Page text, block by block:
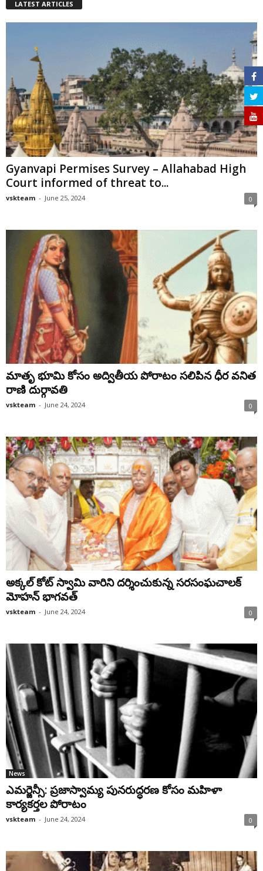
LATEST ARTICLES
Gyanvapi Permises Survey – Allahabad High
Court informed of threat to...
vskteam - June 25, 2024 0
మాతృ భూమి కోసం అద్వితీయ పోరాటం సలిపిన ధీర వనిత
రాణి దుర్గావతి
vskteam - June 24, 2024 0
అక్కల్‌ కోట్‌ స్వామి వారిని దర్శించుకున్న సరసంఘచాలక్
మోహన్ భాగవత్
vskteam - June 24, 2024 0
News
ఎమర్జెన్సీ: ప్రజాస్వామ్య పునరుద్ధరణ కోసం మహిళా
కార్యకర్తల పోరాటం
vskteam - June 24, 2024 0